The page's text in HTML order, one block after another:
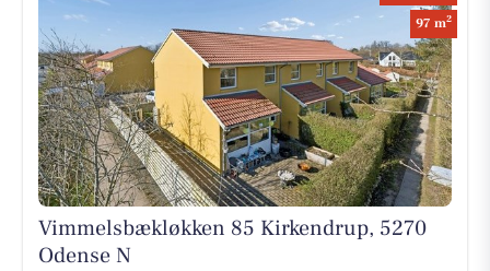
97 m2
Vimmelsbækløkken 85 Kirkendrup, 5270
Odense N